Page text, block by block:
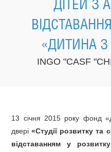
ДІТЕЙ З
«ДИТИНА
INGO "CASF
13 січня 2015 року фонд
двері«Студії розвитку та
відставанням у